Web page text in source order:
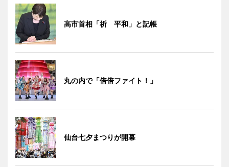
高市首相「祈 平和」と記帳
丸の内で「倍倍ファイト！」
仙台七夕まつりが開幕